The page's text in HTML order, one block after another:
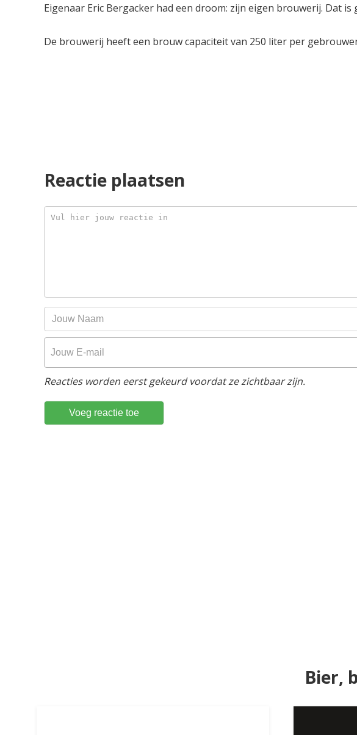
Eigenaar Eric Bergacker had een droom: zijn eigen brouwerij. Dat is
De brouwerij heeft een brouw capaciteit van 250 liter per
Reactie plaatsen
Reacties worden eerst gekeurd voordat ze zichtbaar zijn.
Bier,